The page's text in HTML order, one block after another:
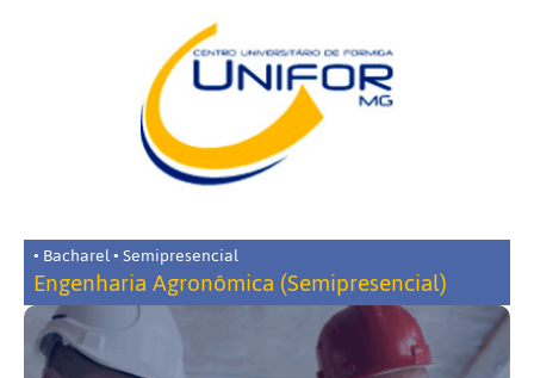
• Bacharel • Semipresencial
Engenharia Agronômica (Semipresencial)